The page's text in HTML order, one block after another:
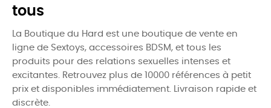
tous
La Boutique du Hard est une boutique de vente en
ligne de Sextoys, accessoires BDSM, et tous les
produits pour des relations sexuelles intenses et
excitantes. Retrouvez plus de 10000 références à petit
prix et disponibles immédiatement. Livraison rapide et
discrète.